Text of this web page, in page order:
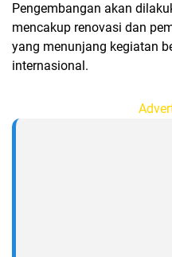
Pengembangan akan
mencakup renovasi dan
yang menunjang kegiatan
internasional.